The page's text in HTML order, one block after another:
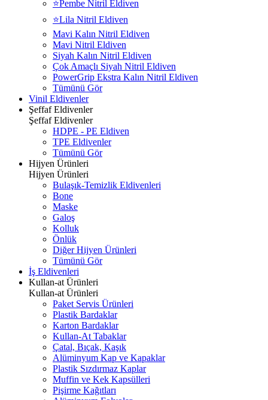
⭐Pembe Nitril Eldiven
⭐Lila Nitril Eldiven
Mavi Kalın Nitril Eldiven
Mavi Nitril Eldiven
Siyah Kalın Nitril Eldiven
Çok Amaçlı Siyah Nitril Eldiven
PowerGrip Ekstra Kalın Nitril Eldiven
Tümünü Gör
Vinil Eldivenler
Şeffaf Eldivenler
Şeffaf Eldivenler
HDPE - PE Eldiven
TPE Eldivenler
Tümünü Gör
Hijyen Ürünleri
Hijyen Ürünleri
Bulaşık-Temizlik Eldivenleri
Bone
Maske
Galoş
Kolluk
Önlük
Diğer Hijyen Ürünleri
Tümünü Gör
İş Eldivenleri
Kullan-at Ürünleri
Kullan-at Ürünleri
Paket Servis Ürünleri
Plastik Bardaklar
Karton Bardaklar
Kullan-At Tabaklar
Çatal, Bıçak, Kaşık
Alüminyum Kap ve Kapaklar
Plastik Sızdırmaz Kaplar
Muffin ve Kek Kapsülleri
Pişirme Kağıtları